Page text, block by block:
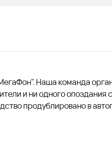
Наша команда
и ни одного опоздания
продублировано в